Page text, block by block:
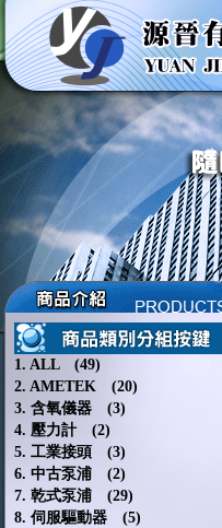
1. ALL (49)
2. AMETEK (20)
3. 含氧儀器 (3)
4. 壓力計 (2)
5. 工業接頭 (3)
6. 中古泵浦 (2)
7. 乾式泵浦 (29)
8. 伺服驅動器 (5)